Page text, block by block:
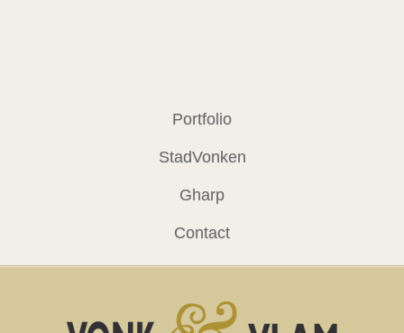
Portfolio
StadVonken
Gharp
Contact